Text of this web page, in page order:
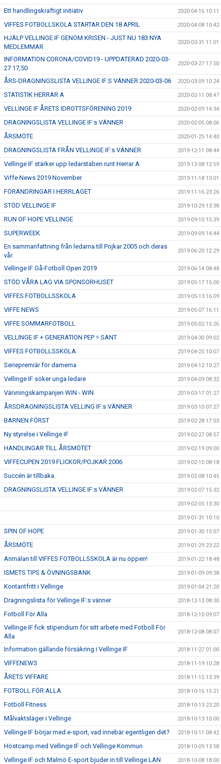
Ett handlingskraftigt initiativ 2020-04-16 10:11
VIFFES FOTBOLLSKOLA STARTAR DEN 18 APRIL 2020-04-08 10:42
HJÄLP VELLINGE IF GENOM KRISEN - JUST NU 183 NYA
MEDLEMMAR
2020-03-31 11:01
INFORMATION CORONA/COVID19 - UPPDATERAD 2020-03-
27 17,50
2020-03-27 17:50
ÅRS-DRAGNINGSLISTA VELLINGE IF:S VÄNNER 2020-03-06 2020-03-09 10:24
STATISTIK HERRAR A 2020-02-11 08:47
VELLINGE IF ÅRETS IDROTTSFÖRENING 2019 2020-02-09 14:34
DRAGNINGSLISTA VELLINGE IF:s VÄNNER 2020-02-05 08:06
ÅRSMÖTE 2020-01-25 14:40
DRAGNINGSLISTA FRÅN VELLINGE IF:s VÄNNER 2019-12-11 08:44
Vellinge IF stärker upp ledarstaben runt Herrar A 2019-12-08 12:59
Viffe News 2019 November 2019-11-18 13:01
FÖRÄNDRINGAR I HERRLAGET 2019-11-16 23:26
STÖD VELLINGE IF 2019-10-29 13:38
RUN OF HOPE VELLINGE 2019-09-10 15:39
SUPERWEEK 2019-09-09 14:44
En sammanfattning från ledarna till Pojkar 2005 och deras
vår.
2019-06-20 12:29
Vellinge IF Gå-Fotboll Open 2019 2019-06-14 08:48
STÖD VÅRA LAG VIA SPONSORHUSET 2019-05-17 15:00
VIFFES FOTBOLLSSKOLA 2019-05-13 16:09
VIFFE NEWS 2019-05-07 16:11
VIFFE SOMMARFOTBOLL 2019-05-02 15:26
VELLINGE IF + GENERATION PEP = SANT 2019-04-30 09:02
VIFFES FOTBOLLSSKOLA 2019-04-25 10:07
Seriepremiär för damerna 2019-04-12 10:27
Vellinge IF söker unga ledare 2019-04-09 08:32
Värvningskampanjen WIN - WIN 2019-03-17 01:27
ÅRSDRAGNINGSLISTA VELLING IF:s VÄNNER 2019-03-10 07:27
BARNEN FÖRST 2019-02-28 17:03
Ny styrelse i Vellinge IF 2019-02-27 08:57
HANDLINGAR TILL ÅRSMÖTET 2019-02-19 09:00
VIFFECUPEN 2019 FLICKOR/POJKAR 2006 2019-02-10 08:18
Succén är tillbaka. 2019-02-08 10:45
DRAGNINGSLISTA VELLINGE IF:s VÄNNER 2019-02-07 15:32
2019-02-05 13:30
2019-01-31 10:10
SPIN OF HOPE 2019-01-30 15:07
ÅRSMÖTE 2019-01-29 23:22
Anmälan till VIFFES FOTBOLLSSKOLA är nu öppen! 2019-01-22 18:48
ISMETS TIPS & ÖVNINGSBANK 2019-01-09 09:38
Kontantfritt i Vellinge 2019-01-04 21:20
Dragningslista för Vellinge IF:s vänner 2018-12-13 08:30
Fotboll För Alla 2018-12-10 09:07
Vellinge IF fick stipendium för sitt arbete med Fotboll För
Alla
2018-12-08 08:07
Information gällande försäkring i Vellinge IF 2018-11-27 01:00
VIFFENEWS 2018-11-19 10:28
ÅRETS VIFFARE 2018-11-15 13:39
FOTBOLL FÖR ALLA 2018-10-16 15:21
Fotboll Fitness 2018-10-13 23:20
Målvaktsläger i Vellinge 2018-10-13 10:00
Vellinge IF börjar med e-sport, vad innebär egentligen det? 2018-10-11 08:42
Höstcamp med Vellinge IF och Vellinge Kommun 2018-10-09 13:58
Vellinge IF och Malmö E-sport bjuder in till Vellinge LAN 2018-10-08 18:00